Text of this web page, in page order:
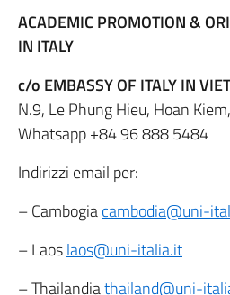
ACADEMIC PROMOTION &
IN ITALY
c/o EMBASSY OF ITALY IN
N.9, Le Phung Hieu, Hoan
Whatsapp +84 96 888 5484
Indirizzi email per:
– Cambogiacambodia@uni-
– Laoslaos@uni-italia.it
– Thailandiathailand@uni-